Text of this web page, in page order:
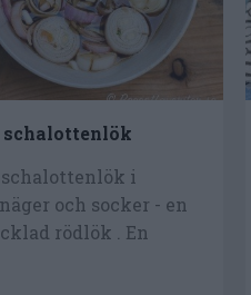
schalottenlök
i
och socker - en
rödlök . En